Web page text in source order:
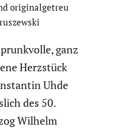
origi­nal­ge­treu
ganz
Herzstück
Uhde
des 50.
Wilhelm